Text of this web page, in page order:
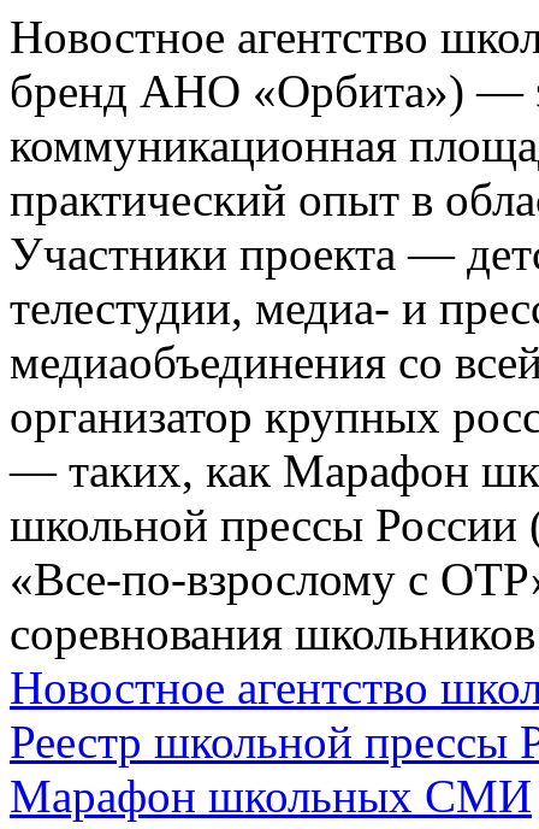
Новостное агентство
бренд АНО «Орбита») —
коммуникационная
практический опыт в
Участники проекта —
телестудии, медиа- и
медиаобъединения со
организатор крупных
— таких, как Марафон
школьной прессы России
«Все-по-взрослому с
соревнования
Новостное агентство
Реестр школьной прессы
Марафон школьных СМИ